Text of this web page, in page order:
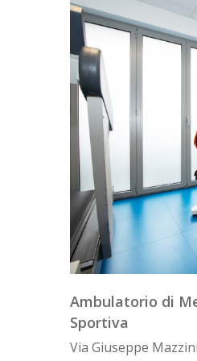
Ambulatorio di
Sportiva
Via Giuseppe